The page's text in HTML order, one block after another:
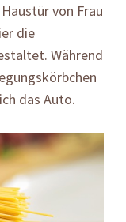
von Frau
die
Während
das Auto.